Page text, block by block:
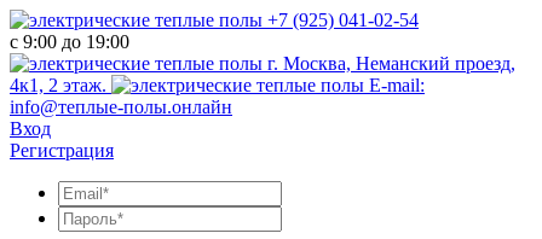
+7 (925) 041-02-54
с 9:00 до 19:00
г. Москва, Неманский проезд,
4к1, 2 этаж.
E-mail:
info@теплые-полы.онлайн
Вход
Регистрация